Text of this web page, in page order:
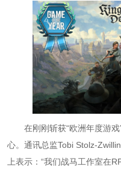
在刚刚斩获“欧洲年度游戏
心。通讯总监Tobi Stolz-
上表示：“我们战马工作室在